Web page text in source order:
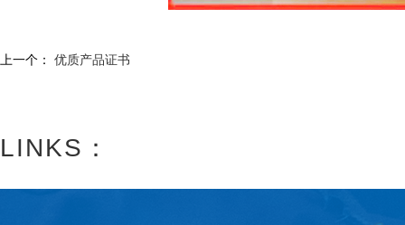
上一个： 优质产品证书
LINKS：